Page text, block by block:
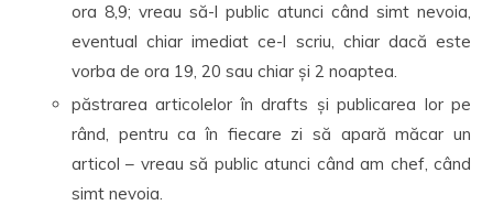
ora 8,9; vreau să-l public atunci când simt nevoia,
eventual chiar imediat ce-l scriu, chiar dacă este
vorba de ora 19, 20 sau chiar și 2 noaptea.
păstrarea articolelor în drafts și publicarea lor pe
rând, pentru ca în fiecare zi să apară măcar un
articol – vreau să public atunci când am chef, când
simt nevoia.